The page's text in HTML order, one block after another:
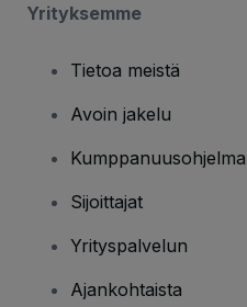
Yrityksemme
Tietoa meistä
Avoin jakelu
Kumppanuusohjelma
Sijoittajat
Yrityspalvelun
Ajankohtaista